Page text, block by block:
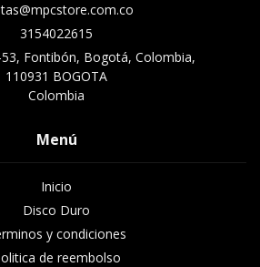
3154022615
Fontibón, Bogotá, Colombia,
110931 BOGOTA
Colombia
Menú
Inicio
Disco Duro
y condiciones
de reembolso